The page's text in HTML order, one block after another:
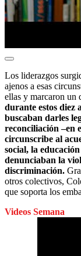
Los liderazgos
ajenos a esas
ellas y marcaron un
durante estos diez
buscaban darles
reconciliación –en
circunscribe al
social, la
denunciaban la
discriminación.
otros colectivos,
que soporta los
Videos Semana